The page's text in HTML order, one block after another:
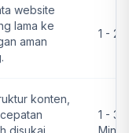
website
lama ke
aman
1 - 2
konten,
disukai
1 - 3